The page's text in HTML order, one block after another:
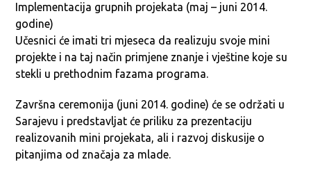
Implementacija grupnih projekata (maj – juni 2014.
godine)
Učesnici će imati tri mjeseca da realizuju svoje mini
projekte i na taj način primjene znanje i vještine koje su
stekli u prethodnim fazama programa.
Završna ceremonija (juni 2014. godine) će se održati u
Sarajevu i predstavljat će priliku za prezentaciju
realizovanih mini projekata, ali i razvoj diskusije o
pitanjima od značaja za mlade.